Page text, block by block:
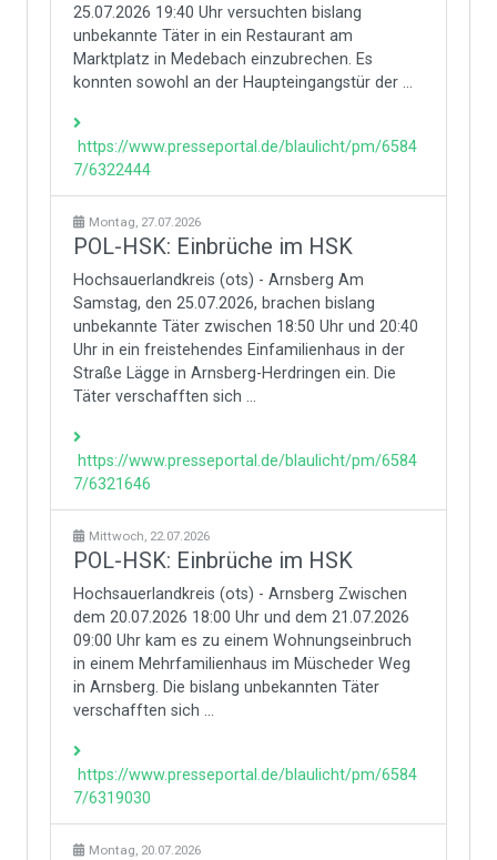
25.07.2026 19:40 Uhr versuchten bislang
unbekannte Täter in ein Restaurant am
Marktplatz in Medebach einzubrechen. Es
konnten sowohl an der Haupteingangstür der ...
https://www.presseportal.de/blaulicht/pm/6584
7/6322444
Montag, 27.07.2026
POL-HSK: Einbrüche im HSK
Hochsauerlandkreis (ots) - Arnsberg Am
Samstag, den 25.07.2026, brachen bislang
unbekannte Täter zwischen 18:50 Uhr und 20:40
Uhr in ein freistehendes Einfamilienhaus in der
Straße Lägge in Arnsberg-Herdringen ein. Die
Täter verschafften sich ...
https://www.presseportal.de/blaulicht/pm/6584
7/6321646
Mittwoch, 22.07.2026
POL-HSK: Einbrüche im HSK
Hochsauerlandkreis (ots) - Arnsberg Zwischen
dem 20.07.2026 18:00 Uhr und dem 21.07.2026
09:00 Uhr kam es zu einem Wohnungseinbruch
in einem Mehrfamilienhaus im Müscheder Weg
in Arnsberg. Die bislang unbekannten Täter
verschafften sich ...
https://www.presseportal.de/blaulicht/pm/6584
7/6319030
Montag, 20.07.2026